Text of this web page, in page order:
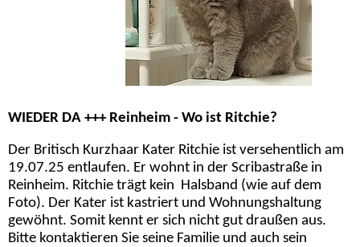
WIEDER DA +++ Reinheim - Wo ist Ritchie?
Der Britisch Kurzhaar Kater Ritchie ist versehentlich am
19.07.25 entlaufen. Er wohnt in der Scribastraße in
Reinheim. Ritchie trägt kein Halsband (wie auf dem
Foto). Der Kater ist kastriert und Wohnungshaltung
gewöhnt. Somit kennt er sich nicht gut draußen aus.
Bitte kontaktieren Sie seine Familie und auch sein